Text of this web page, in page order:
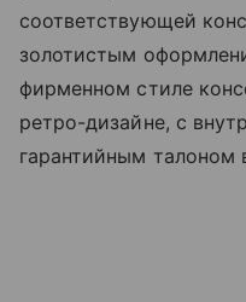
соответствующей
золотистым
фирменном стиле
ретро-дизайне, с
гарантийным талоном